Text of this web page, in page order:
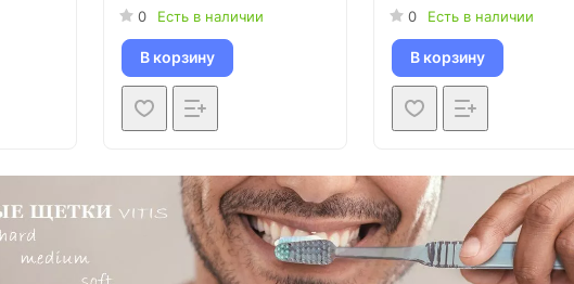
0 Есть в наличии
В корзину
мл0 Есть в наличии
В корзину